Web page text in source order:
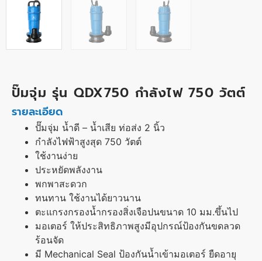
ปั๊มจุ่ม รุ่น QDX750 กำลังไฟ 750 วัตต์
รายละเอียด
ปั๊มจุ่ม น้ำดี – น้ำเสีย ท่อส่ง 2 นิ้ว
กำลังไฟฟ้าสูงสุด 750 วัตต์
ใช้งานง่าย
ประหยัดพลังงาน
พกพาสะดวก
ทนทาน ใช้งานได้ยาวนาน
ตะแกรงกรองน้ำกรองสิ่งเจือปนขนาด 10 มม.ขึ้นไป
มอเตอร์ ให้ประสิทธิภาพสูงมีอุปกรณ์ป้องกันขดลวด
ร้อนจัด
มี Mechanical Seal ป้องกันน้ำเข้ามอเตอร์ ยืดอายุ